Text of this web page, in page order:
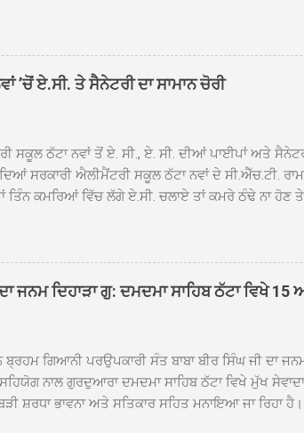
ਵਿਖੇ ਪਹੁੰਚਿਆ। ਨਗਰ ਕੀਰਤਨ ਦੇ ਗੁਰਦੁਆਰਾ ਸ੍ਰੀ ਦਮਦਮਾ
ਸਿੰਘ ਤੇ ਇਲਾਕੇ ਦੀਆਂ ਸੰਗਤਾਂ ਵੱਲੋਂ ਜੈਕਾਰਿਆਂ ਦੀ ਗੂੰਜ ਵਿਚ
ਵਿਖੇ ਨਗਰ ਕੀਰਤਨ ਦੇ ਸਮਾਪਤੀ ਦੀ ਅਰਦਾਸ ਹੋਈ। ਇਸ
ਦਮਦਮਾ ਸਾਹਿਬ ਠੱਟਾ ਦੇ ਮੁੱਖ ਸੇਵਾਦਾਰ ਸੰਤ ਬਾਬਾ
’ਚੋਂ ਏ.ਸੀ. ਤੇ ਸੈਨੇਟਰੀ ਦਾ ਸਾਮਾਨ ਚੋਰੀ
ਸਕੂਲ ਠੱਟਾ ਨਵਾਂ ਤੋਂ ਏ. ਸੀ., ਏ. ਸੀ. ਦੀਆਂ ਪਾਈਪਾਂ ਅਤੇ
ਸਰਕਾਰੀ ਐਲੀਮੈਂਟਰੀ ਸਕੂਲ ਠੱਟਾ ਨਵਾਂ ਦੇ ਸੀ.ਐੱਚ.ਟੀ.
ਤਿੰਨ ਕਮਰਿਆਂ ਵਿੱਚ ਲੱਗੇ ਏ.ਸੀ. ਚਲਾਏ ਤਾਂ ਕਮਰੇ ਠੰਢੇ ਨਾ ਹੋਣ
ਦੱਸਿਆ ਕਿ ਉਹ ਛੁੱਟੀਆਂ ਦੌਰਾਨ ਵੀ ਸਕੂਲ ਗੇੜਾ ਮਾਰਦੇ ਸਨ
ਹੋਈ ਜਾਪਦੀ ਹੈ। ਇਸ ਮੌਕੇ ਸਕੂਲ ਸਟਾਫ ਮੈਂਬਰਾਂ ਅੰਜੂ
ਕਿ ਸਕੂਲ ਵਿੱਚ ਪਿਛਲੇ ਸਾਲ ਤਿੰਨ ਏ. ਸੀ. ਲਾਉਣ ਦੀ
ਨੇ ਖੂਬ ਪ੍ਰਸੰਸਾ ਕੀਤੀ ਸੀ। ਉਨ੍ਹਾਂ ਦੱਸਿਆ ਕਿ ਏਸੀ ਚੋਰੀ ਹੋਣ
ਜਨਮ ਦਿਹਾੜਾ ਗੁ: ਦਮਦਮਾ ਸਾਹਿਬ ਠੱਟਾ ਵਿਖੇ
ਬ੍ਰਹਮ ਗਿਆਨੀ ਪਰਉਪਕਾਰੀ ਸੰਤ ਬਾਬਾ ਬੀਰ ਸਿੰਘ ਜੀ ਦਾ
ਨਾਲ ਗੁਰਦੁਆਰਾ ਦਮਦਮਾ ਸਾਹਿਬ ਠੱਟਾ ਵਿਖੇ ਮੁੱਖ
ਸ਼ਰਧਾ ਭਾਵਨਾ ਅਤੇ ਸਤਿਕਾਰ ਸਹਿਤ ਮਨਾਇਆ ਜਾ ਰਿਹਾ